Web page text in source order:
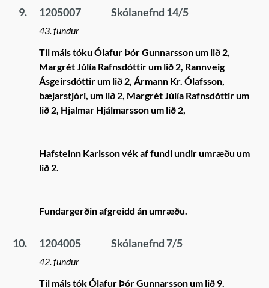
9. 1205007 Skólanefnd 14/5
43. fundur
Til máls tóku Ólafur Þór Gunnarsson um lið 2,
Margrét Júlía Rafnsdóttir um lið 2, Rannveig
Ásgeirsdóttir um lið 2, Ármann Kr. Ólafsson,
bæjarstjóri, um lið 2, Margrét Júlía Rafnsdóttir um
lið 2, Hjalmar Hjálmarsson um lið 2,
Hafsteinn Karlsson vék af fundi undir umræðu um
lið 2.
Fundargerðin afgreidd án umræðu.
10. 1204005 Skólanefnd 7/5
42. fundur
Til máls tók Ólafur Þór Gunnarsson um lið 9.